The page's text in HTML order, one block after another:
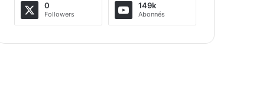
0
Followers
149k
Abonnés